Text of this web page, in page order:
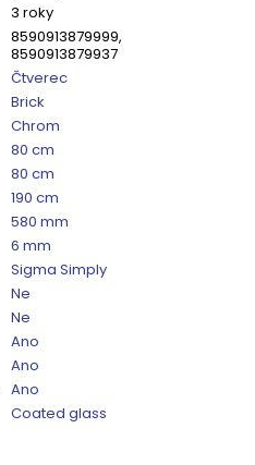
3 roky
8590913879999,
8590913879937
Čtverec
Brick
Chrom
80 cm
80 cm
190 cm
580 mm
6 mm
Sigma Simply
Ne
Ne
Ano
Ano
Ano
Coated glass